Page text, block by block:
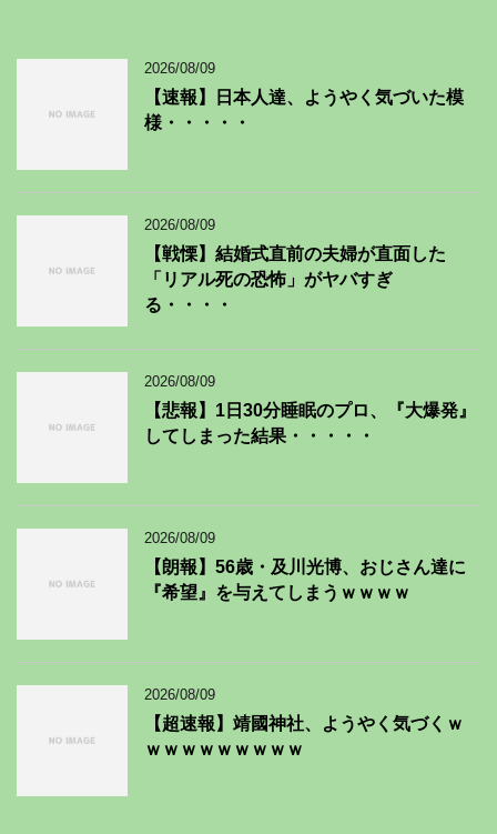
2026/08/09
【速報】日本人達、ようやく気づいた模
様・・・・・
2026/08/09
【戦慄】結婚式直前の夫婦が直面した
「リアル死の恐怖」がヤバすぎ
る・・・・
2026/08/09
【悲報】1日30分睡眠のプロ、『大爆発』
してしまった結果・・・・・
2026/08/09
【朗報】56歳・及川光博、おじさん達に
『希望』を与えてしまうｗｗｗｗ
2026/08/09
【超速報】靖國神社、ようやく気づくｗ
ｗｗｗｗｗｗｗｗｗ